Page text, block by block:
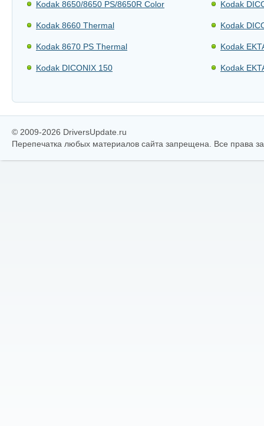
Kodak 8650/8650 PS/8650R Color
Kodak 8660 Thermal
Kodak 8670 PS Thermal
Kodak DICONIX 150
Kodak
Kodak
Kodak
Kodak
© 2009-2026 DriversUpdate.ru
Перепечатка любых материалов сайта запрещена. Все права